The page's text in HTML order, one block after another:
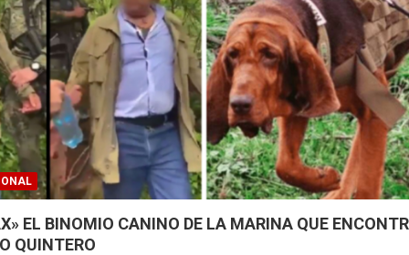
EL BINOMIO CANINO DE LA MARINA QUE
QUINTERO